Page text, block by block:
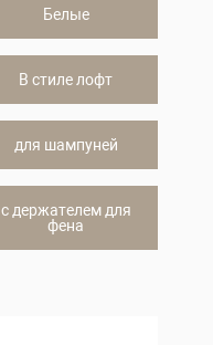
Белые
В стиле лофт
для шампуней
с держателем для
фена